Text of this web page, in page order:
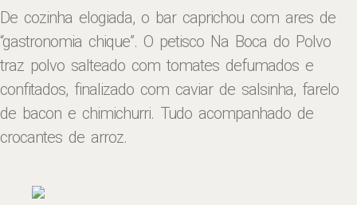
De cozinha elogiada, o bar caprichou com ares de
“gastronomia chique”. O petisco Na Boca do Polvo
traz polvo salteado com tomates defumados e
confitados, finalizado com caviar de salsinha, farelo
de bacon e chimichurri. Tudo acompanhado de
crocantes de arroz.